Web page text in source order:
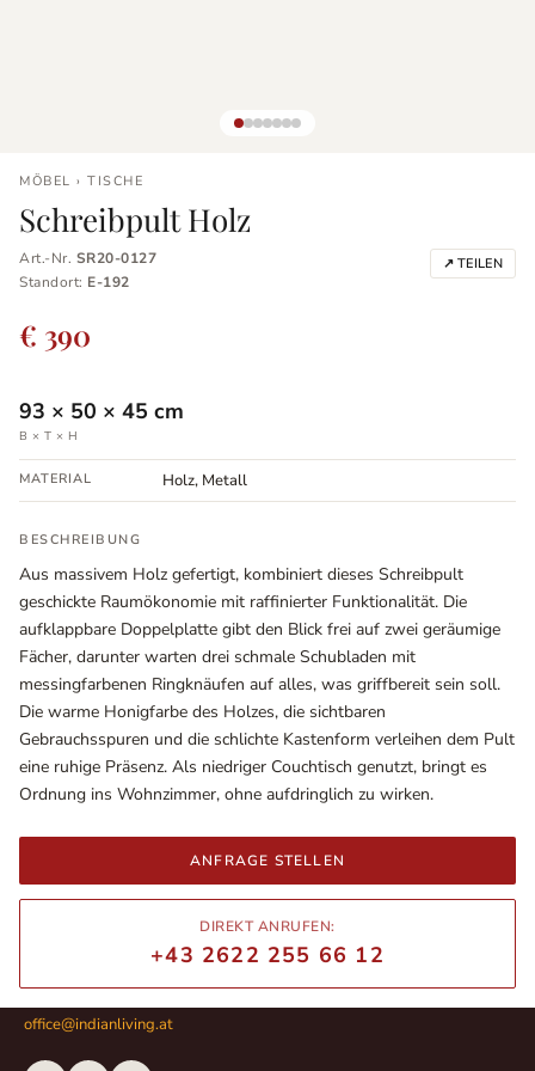
MÖBEL › TISCHE
Schreibpult Holz
Art.-Nr. SR20-0127
Standort: E-192
↗ TEILEN
€ 390
93 × 50 × 45 cm
B × T × H
MATERIAL Holz, Metall
BESCHREIBUNG
Aus massivem Holz gefertigt, kombiniert dieses Schreibpult
geschickte Raumökonomie mit raffinierter Funktionalität. Die
aufklappbare Doppelplatte gibt den Blick frei auf zwei geräumige
Fächer, darunter warten drei schmale Schubladen mit
messingfarbenen Ringknäufen auf alles, was griffbereit sein soll.
Die warme Honigfarbe des Holzes, die sichtbaren
Gebrauchsspuren und die schlichte Kastenform verleihen dem Pult
eine ruhige Präsenz. Als niedriger Couchtisch genutzt, bringt es
Ordnung ins Wohnzimmer, ohne aufdringlich zu wirken.
ANFRAGE STELLEN
DIREKT ANRUFEN:
+43 2622 255 66 12
Wiener Straße – Werkstraße 111
+43 2622 255 66 12
office@indianliving.at